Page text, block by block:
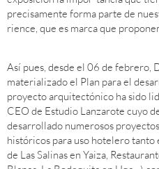
precisamente forma parte de
rience, que es marca que
Así pues, desde el 06 de febrero,
materializado el Plan para el
proyecto arquitectónico ha sido
CEO de Estudio Lanzarote cuyo
desarrollado numerosos
históricos para uso hotelero tanto
de Las Salinas en Yaiza,